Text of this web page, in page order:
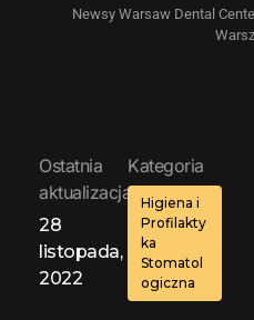
Newsy Warsaw Dental
Ostatnia
aktualizacja:
28
listopada,
2022
Kategoria
Higiena i
Profilakty
ka
Stomatol
ogiczna